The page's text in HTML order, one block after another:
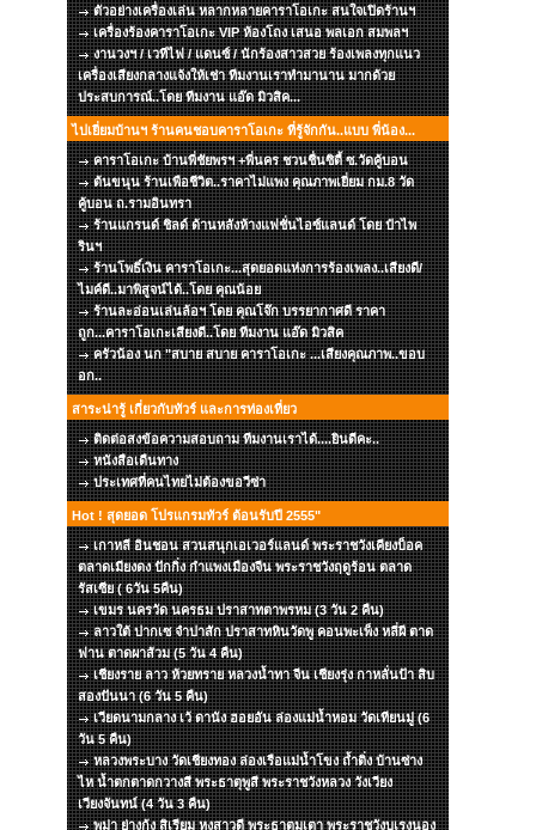
ตัวอย่างเครื่องเล่น หลากหลายคาราโอเกะ สนใจเปิดร้านฯ
เครื่องร้องคาราโอเกะ VIP ห้องโถง เสนอ พลเอก สมพลฯ
งานวงฯ / เวทีไฟ / แดนซ์ / นักร้องสาวสวย ร้องเพลงทุกแนว
เครื่องเสียงกลางแจ้งให้เช่า ทีมงานเราทำมานาน มากด้วย
ประสบการณ์..โดย ทีมงาน แอ๊ด มิวสิค...
ไปเยี่ยมบ้านฯ ร้านคนชอบคาราโอเกะ ที่รู้จักกัน..แบบ พี่น้อง...
คาราโอเกะ บ้านพี่ชัยพรฯ +พี่นคร ชวนชื่นซิตี้ ซ.วัดคู้บอน
ต้นขนุน ร้านเพือชีวิต..ราคาไม่แพง คุณภาพเยี่ยม กม.8 วัด
คู้บอน ถ.รามอินทรา
ร้านแกรนด์ ชิลด์ ด้านหลังห้างแฟชั่นไอซ์แลนด์ โดย ป๋าไพ
รินฯ
ร้านโพธิ์เงิน คาราโอเกะ...สุดยอดแห่งการร้องเพลง..เสียงดี/
ไมค์ดี..มาพิสูจน์ได้..โดย คุณน้อย
ร้านละอ่อนเล่นล้อฯ โดย คุณโจ๊ก บรรยากาศดี ราคา
ถูก...คาราโอเกะเสียงดี..โดย ทีมงาน แอ๊ด มิวสิค
ครัวน้อง นก "สบาย สบาย คาราโอเกะ ...เสียงคุณภาพ..ขอบ
อก..
สาระน่ารู้ เกี่ยวกับทัวร์ และการท่องเที่ยว
ติดต่อสงข้อความสอบถาม ทีมงานเราได้....ยินดีคะ..
หนังสือเดืนทาง
ประเทศที่คนไทยไม่ต้องขอวีซ่า
Hot ! สุดยอด โปรแกรมทัวร์ ต้อนรับปี 2555"
เกาหลี อินชอน สวนสนุกเอเวอร์แลนด์ พระราชวังเคียงบ็อค
ตลาดเมียงดง ปักกิ่ง กำแพงเมืองจีน พระราชวังฤดูร้อน ตลาด
รัสเซีย ( 6วัน 5คืน)
เขมร นครวัด นครธม ปราสาทตาพรหม (3 วัน 2 คืน)
ลาวใต้ ปากเซ จำปาสัก ปราสาทหินวัดพู คอนพะเพ็ง หลี่ผี ตาด
ฟาน ตาดผาส้วม (5 วัน 4 คืน)
เชียงราย ลาว ห้วยทราย หลวงน้ำทา จีน เชียงรุ่ง กาหลั่นป้า สิบ
สองปันนา (6 วัน 5 คืน)
เวียดนามกลาง เว้ ดานัง ฮอยอัน ล่องแม่น้ำหอม วัดเทียนมู่ (6
วัน 5 คืน)
หลวงพระบาง วัดเชียงทอง ล่องเรือแม่น้ำโขง ถ้ำติ่ง บ้านซ่าง
ไห น้ำตกตาดกวางสี พระธาตุพูสี พระราชวังหลวง วังเวียง
เวียงจันทน์ (4 วัน 3 คืน)
พม่า ย่างกุ้ง สิเรียม หงสาวดี พระธาตุมุเตา พระราชวังบุเรงนอง